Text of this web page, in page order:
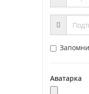
Аватарка